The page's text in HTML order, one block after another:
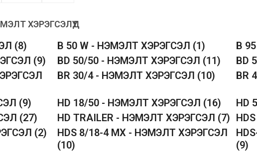
ХЭРЭГСЭЛҮҮД
(8) B 50 W - НЭМЭЛТ ХЭРЭГСЭЛ (1)
B
(9) BD 50/50 - НЭМЭЛТ ХЭРЭГСЭЛ (11)
BD
BR 30/4 - НЭМЭЛТ ХЭРЭГСЭЛ (10) BR
(9) HD 18/50 - НЭМЭЛТ ХЭРЭГСЭЛ (16)
HD
(27) HD TRAILER - НЭМЭЛТ ХЭРЭГСЭЛ (7)
(2)
HDS 8/18-4 MX - НЭМЭЛТ ХЭРЭГСЭЛ
(10)
(9)